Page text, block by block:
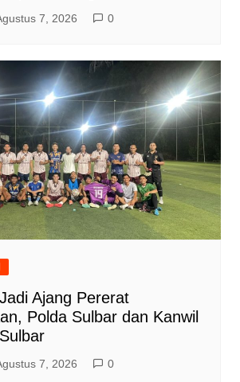
7, 2026 0
Ajang Pererat
Polda Sulbar dan Kanwil
7, 2026 0